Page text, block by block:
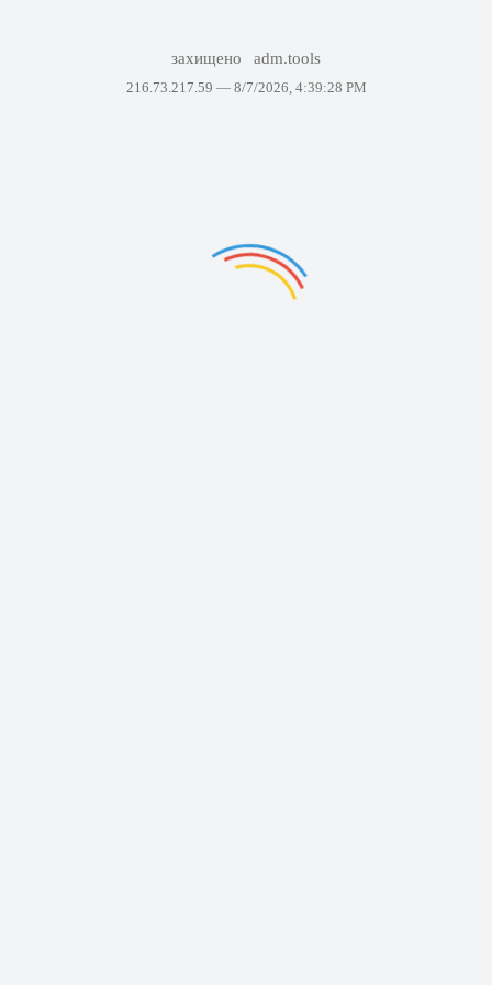
захищено adm.tools
216.73.217.59 — 8/7/2026, 4:39:28 PM